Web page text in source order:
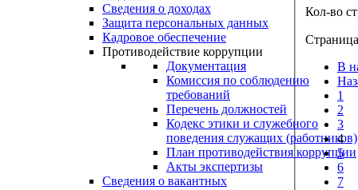
Сведения о доходах
Защита персональных данных
Кадровое обеспечение
Противодействие коррупции
Документация
Комиссия по соблюдению
требований
Перечень должностей
Кодекс этики и служебного
поведения служащих (работников)
План противодействия коррупции
Акты экспертизы
Сведения о вакантных
Кол-во
В
1
2
3
4
5
6
7